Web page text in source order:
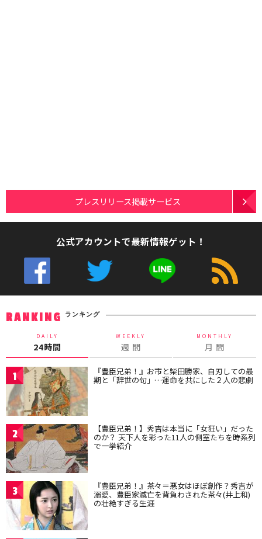
プレスリリース掲載サービス
公式アカウントで最新情報ゲット！
RANKING ランキング
DAILY
24時間
WEEKLY
週 間
MONTHLY
月 間
1 『豊臣兄弟！』お市と柴田勝家、自刃しての最
期と「辞世の句」…運命を共にした２人の悲劇
2 【豊臣兄弟！】秀吉は本当に「女狂い」だった
のか？ 天下人を彩った11人の側室たちを時系列
で一挙紹介
3 『豊臣兄弟！』茶々＝悪女はほぼ創作？秀吉が
溺愛、豊臣家滅亡を背負わされた茶々(井上和)
の壮絶すぎる生涯